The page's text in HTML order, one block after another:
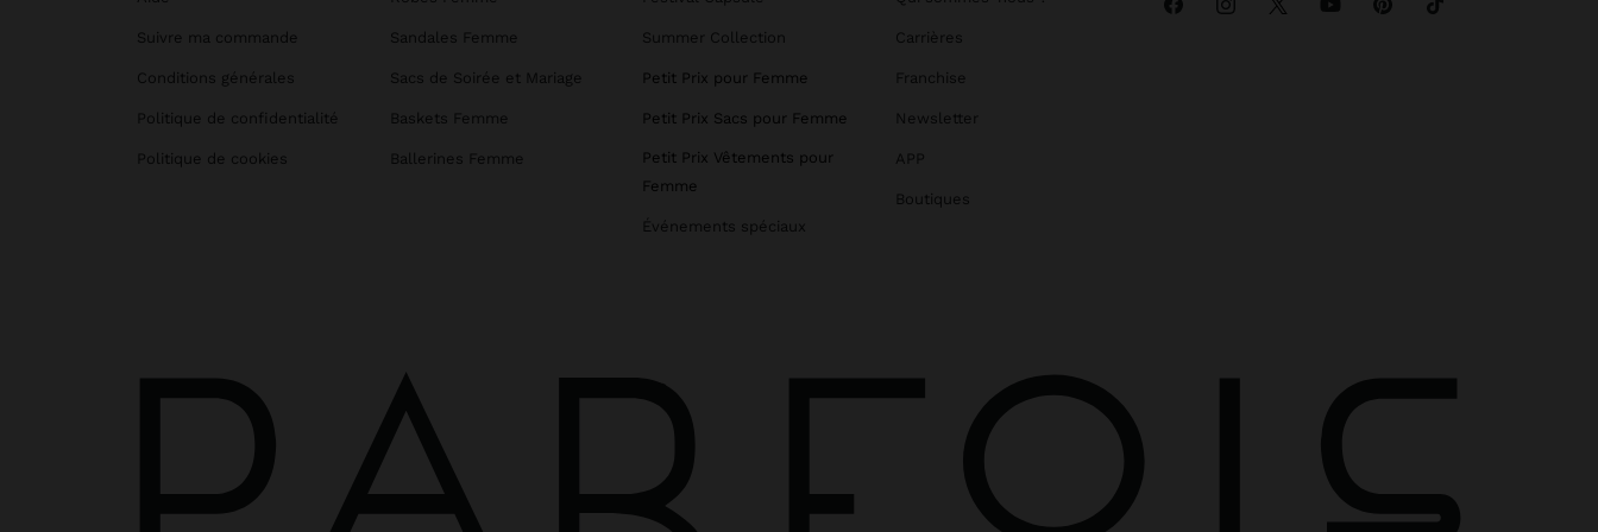
Suivre ma commande
Conditions générales
Politique de confidentialité
Politique de cookies
Sandales Femme
Sacs de Soirée et Mariage
Baskets Femme
Ballerines Femme
Summer Collection
Petit Prix pour Femme
Petit Prix Sacs pour Femme
Petit Prix Vêtements pour
Femme
Événements spéciaux
Carrières
Franchise
Newsletter
APP
Boutiques